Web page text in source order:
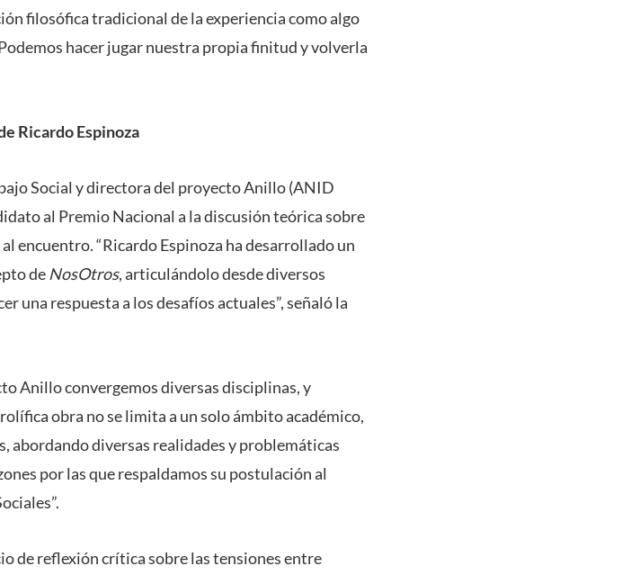
filosófica tradicional de la experiencia como algo
hacer jugar nuestra propia finitud y volverla
Ricardo Espinoza
Social y directora del proyecto Anillo (ANID
al Premio Nacional a la discusión teórica sobre
encuentro. “Ricardo Espinoza ha desarrollado un
de NosOtros, articulándolo desde diversos
una respuesta a los desafíos actuales”, señaló la
Anillo convergemos diversas disciplinas, y
obra no se limita a un solo ámbito académico,
abordando diversas realidades y problemáticas
por las que respaldamos su postulación al
de reflexión crítica sobre las tensiones entre